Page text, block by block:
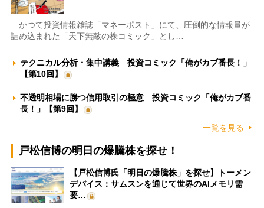
かつて投資情報雑誌「マネーポスト」にて、圧倒的な情報量が
詰め込まれた「天下無敵の株コミック」とし…
テクニカル分析・集中講義 投資コミック「俺がカブ番長！」
【第10回】
不透明相場に勝つ信用取引の極意 投資コミック「俺がカブ番
長！」【第9回】
一覧を見る
戸松信博の明日の爆騰株を探せ！
【戸松信博氏「明日の爆騰株」を探せ】トーメン
デバイス：サムスンを通じて世界のAIメモリ需
要…